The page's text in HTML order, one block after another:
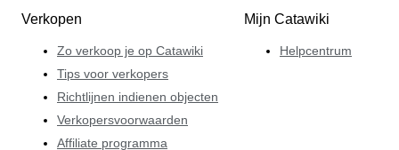
Verkopen
Zo verkoop je op Catawiki
Tips voor verkopers
Richtlijnen indienen objecten
Verkopersvoorwaarden
Affiliate programma
Mijn Catawiki
Helpcentrum